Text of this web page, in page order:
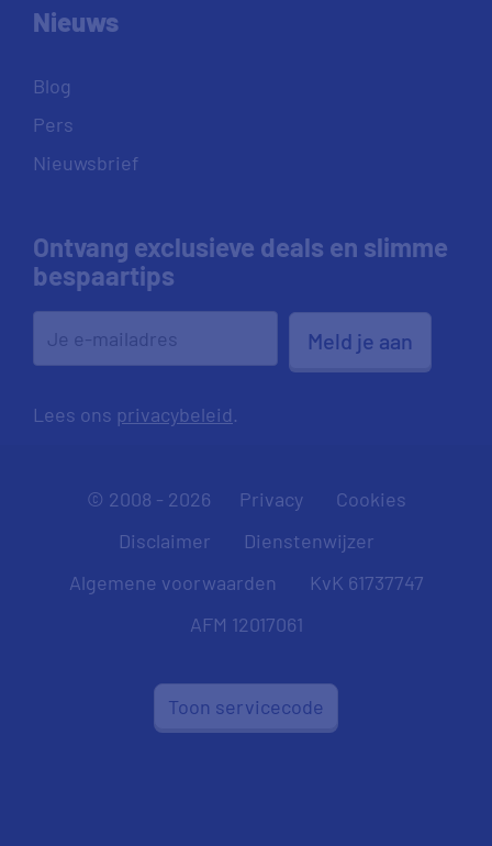
Nieuws
Blog
Pers
Nieuwsbrief
Ontvang exclusieve deals en slimme
bespaartips
Meld je aan
Lees ons privacybeleid.
© 2008 - 2026 Privacy
Cookies
Disclaimer
Dienstenwijzer
Algemene voorwaarden
KvK 61737747
AFM 12017061
Toon servicecode